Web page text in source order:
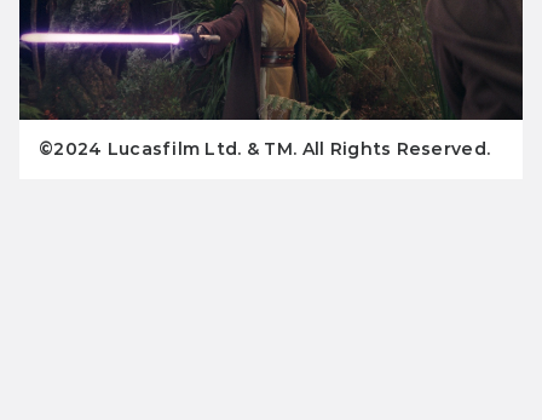
©2024 Lucasfilm Ltd. & TM. All Rights Reserved.